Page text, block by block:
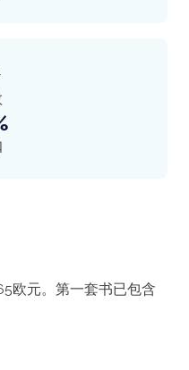
欧元。第一套书已包含